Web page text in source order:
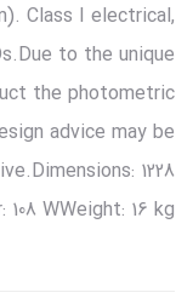
Class I electrical,
to the unique
the photometric
advice may be
1228
WWeight: 16 kg